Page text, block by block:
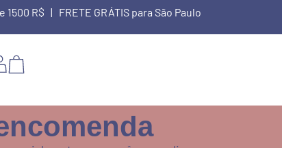
R$ | FRETE GRÁTIS para São Paulo